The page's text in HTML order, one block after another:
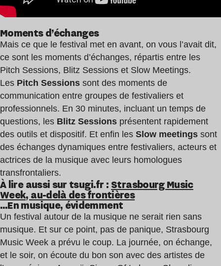
Moments d’échanges
Mais ce que le festival met en avant, on vous l’avait dit,
ce sont les moments d’échanges, répartis entre les
Pitch Sessions, Blitz Sessions et Slow Meetings.
Les Pitch Sessions sont des moments de
communication entre groupes de festivaliers et
professionnels. En 30 minutes, incluant un temps de
questions, les Blitz Sessions présentent rapidement
des outils et dispositif. Et enfin les Slow meetings sont
des échanges dynamiques entre festivaliers, acteurs et
actrices de la musique avec leurs homologues
transfrontaliers.
À lire aussi sur tsugi.fr : Strasbourg Music
Week, au-delà des frontières
…En musique, évidemment
Un festival autour de la musique ne serait rien sans
musique. Et sur ce point, pas de panique, Strasbourg
Music Week a prévu le coup. La journée, on échange,
et le soir, on écoute du bon son avec des artistes de